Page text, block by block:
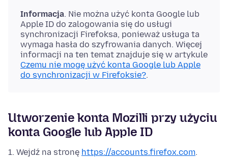
Informacja. Nie można użyć konta Google lub
Apple ID do zalogowania się do usługi
synchronizacji Firefoksa, ponieważ usługa ta
wymaga hasła do szyfrowania danych. Więcej
informacji na ten temat znajduje się w artykule
Czemu nie mogę użyć konta Google lub Apple
do synchronizacji w Firefoksie?.
Utworzenie konta Mozilli przy użyciu
konta Google lub Apple ID
Wejdź na stronę https://accounts.firefox.com.